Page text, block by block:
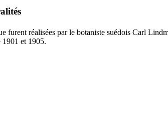
furent réalisées par le botaniste suédois Carl
et 1905.